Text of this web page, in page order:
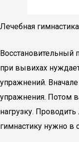
Лечебная гимнастика
Восстановительный
при вывихах
упражнений.
упражнения. Потом
нагрузку.
гимнастику нужно в